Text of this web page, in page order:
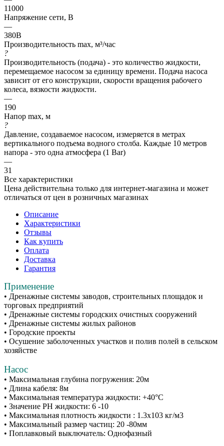
11000
Напряжение сети, В
—
380В
Производительность max, м³/час
?
Производительность (подача) - это количество жидкости,
перемещаемое насосом за единицу времени. Подача насоса
зависит от его конструкции, скорости вращения рабочего
колеса, вязкости жидкости.
—
190
Напор max, м
?
Давление, создаваемое насосом, измеряется в метрах
вертикального подъема водного столба. Каждые 10 метров
напора - это одна атмосфера (1 Bar)
—
31
Все характеристики
Цена действительна только для интернет-магазина и может
отличаться от цен в розничных магазинах
Описание
Характеристики
Отзывы
Как купить
Оплата
Доставка
Гарантия
Применение
• Дренажные системы заводов, строительных площадок и
торговых предприятий
• Дренажные системы городских очистных сооружений
• Дренажные системы жилых районов
• Городские проекты
• Осушение заболоченных участков и полив полей в сельском
хозяйстве
Насос
• Максимальная глубина погружения: 20м
• Длина кабеля: 8м
• Максимальная температура жидкости: +40°C
• Значение РН жидкости: 6 -10
• Максимальная плотность жидкости : 1.3х103 кг/м3
• Максимальный размер частиц: 20 -80мм
• Поплавковый выключатель: Однофазный